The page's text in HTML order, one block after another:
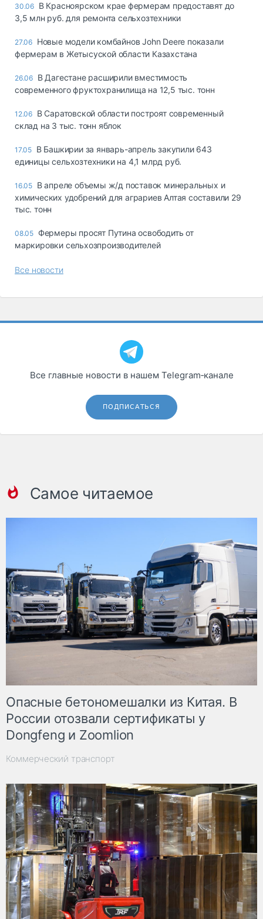
Коммерческий
транспорт
Спецтехника
запчасти, шины
Топливо, масла и
30.06 В Красноярском крае фермерам предоставят до
3,5 млн руб. для ремонта сельхозтехники
27.06 Новые модели комбайнов John Deere показали
фермерам в Жетысуской области Казахстана
26.06 В Дагестане расширили вместимость
современного фруктохранилища на 12,5 тыс. тонн
12.06 В Саратовской области построят современный
склад на 3 тыс. тонн яблок
17.05 В Башкирии за январь-апрель закупили 643
единицы сельхозтехники на 4,1 млрд руб.
16.05 В апреле объемы ж/д поставок минеральных и
химических удобрений для аграриев Алтая составили 29
тыс. тонн
08.05 Фермеры просят Путина освободить от
маркировки сельхозпроизводителей
Все новости
Все главные новости в нашем Telegram‑канале
ПОДПИСАТЬСЯ
Самое читаемое
Опасные бетономешалки из Китая. В
России отозвали сертификаты у
Dongfeng и Zoomlion
Коммерческий транспорт